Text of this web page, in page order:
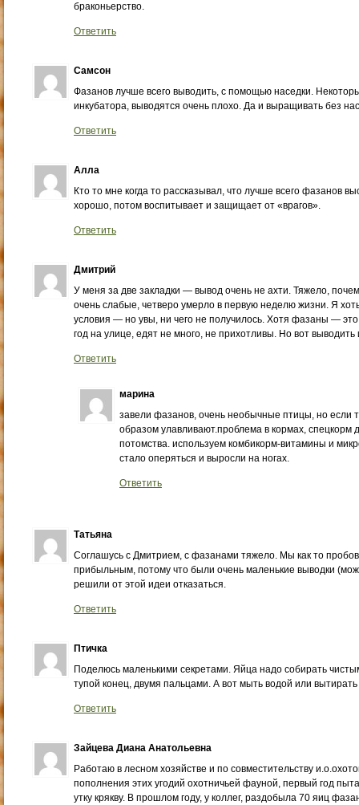
браконьерство.
Ответить
Самсон
Фазанов лучше всего выводить, с помощью наседки.
инкубатора, выводятся очень плохо. Да и выращивать без
Ответить
Алла
Кто то мне когда то рассказывал, что лучше всего фазанов
хорошо, потом воспитывает и защищает от «врагов».
Ответить
Дмитрий
У меня за две закладки — вывод очень не ахти. Тяжело,
очень слабые, четверо умерло в первую неделю жизни. Я
условия — но увы, ни чего не получилось. Хотя фазаны —
год на улице, едят не много, не прихотливы. Но вот
Ответить
марина
завели фазанов, очень необычные птицы, но если
образом улавливают.проблема в кормах, спецкорм
потомства. используем комбикорм-витамины и
стало оперяться и выросли на ногах.
Ответить
Татьяна
Соглашусь с Дмитрием, с фазанами тяжело. Мы как то
прибыльным, потому что были очень маленькие выводки
решили от этой идеи отказаться.
Ответить
Птичка
Поделюсь маленькими секретами. Яйца надо собирать
тупой конец, двумя пальцами. А вот мыть водой или
Ответить
Зайцева Диана Анатольевна
Работаю в лесном хозяйстве и по совместительству
пополнения этих угодий охотничьей фауной, первый год
утку крякву. В прошлом году, у коллег, раздобыла 70 яиц